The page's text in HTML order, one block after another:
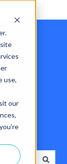
use,
our
nous